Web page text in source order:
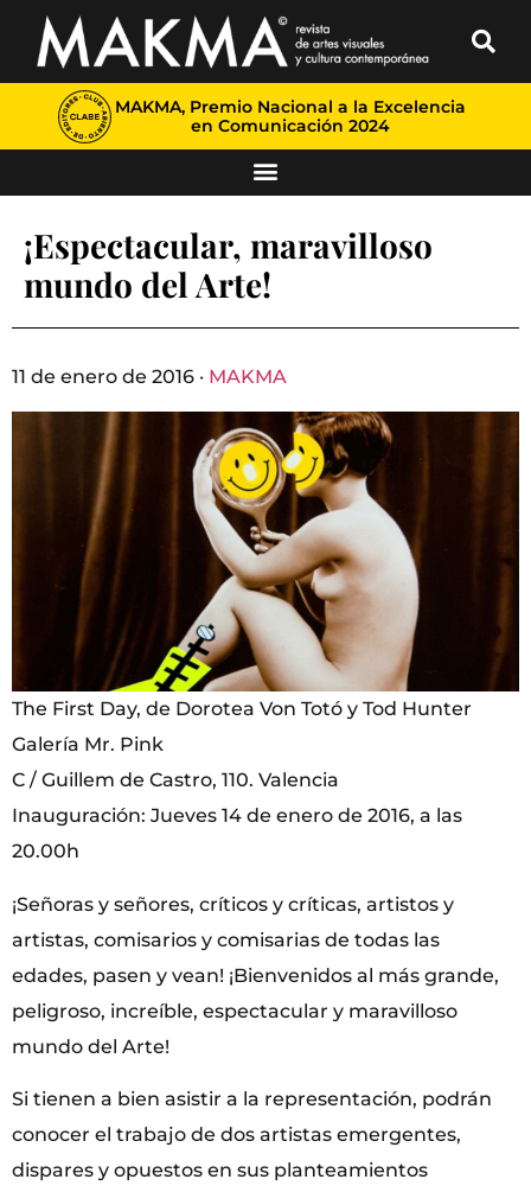
MAKMA, Premio Nacional a la Excelencia
en Comunicación 2024
¡Espectacular, maravilloso
mundo del Arte!
11 de enero de 2016 · MAKMA
The First Day, de Dorotea Von Totó y Tod Hunter
Galería Mr. Pink
C / Guillem de Castro, 110. Valencia
Inauguración: Jueves 14 de enero de 2016, a las
20.00h
¡Señoras y señores, críticos y críticas, artistos y
artistas, comisarios y comisarias de todas las
edades, pasen y vean! ¡Bienvenidos al más grande,
peligroso, increíble, espectacular y maravilloso
mundo del Arte!
Si tienen a bien asistir a la representación, podrán
conocer el trabajo de dos artistas emergentes,
dispares y opuestos en sus planteamientos